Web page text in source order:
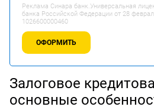
Реклама Синара банк.Универсальная
банка Российской Федерации от 28
1026600000460
ОФОРМИТЬ
Залоговое
основные